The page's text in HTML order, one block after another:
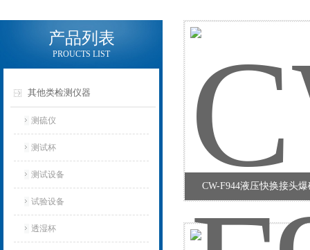
产品列表
PROUCTS LIST
其他类检测仪器
测硫仪
测试杯
测试设备
试验设备
透湿杯
CW-F944液压快换接头